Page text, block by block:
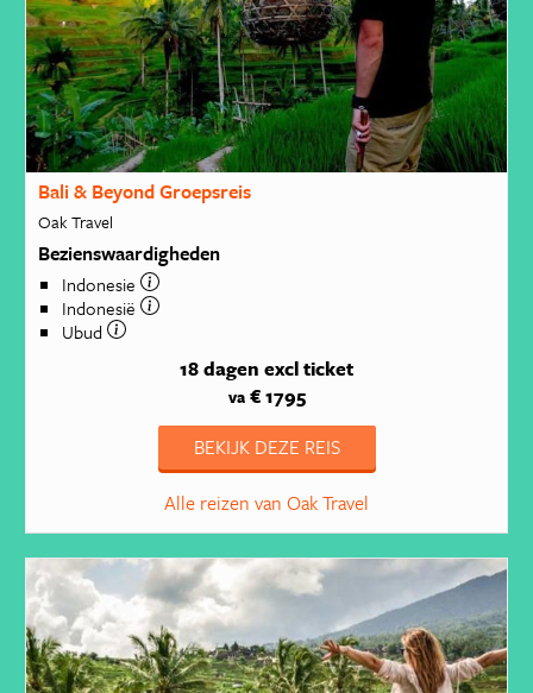
Bali & Beyond Groepsreis
Oak Travel
Bezienswaardigheden
Indonesie
Indonesië
Ubud
18 dagen excl ticket
va€ 1795
BEKIJK DEZE REIS
Alle reizen van Oak Travel